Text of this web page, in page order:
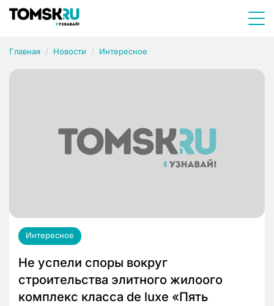
Главная Новости Интересное
Интересное
Не успели споры вокруг
строительства элитного жилоого
комплекс класса de luxe «Пять